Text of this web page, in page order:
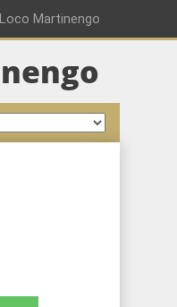
Martinengo